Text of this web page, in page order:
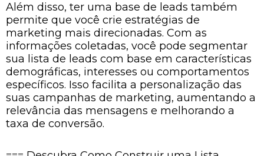
Além disso, ter uma base de leads também
permite que você crie estratégias de
marketing mais direcionadas. Com as
informações coletadas, você pode segmentar
sua lista de leads com base em características
demográficas, interesses ou comportamentos
específicos. Isso facilita a personalização das
suas campanhas de marketing, aumentando a
relevância das mensagens e melhorando a
taxa de conversão.